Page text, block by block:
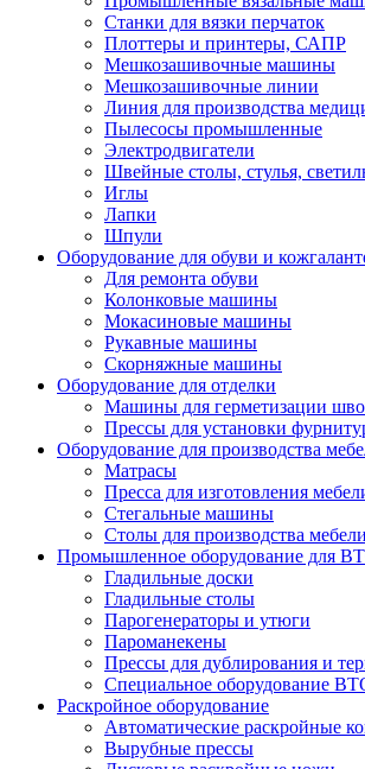
Станки для вязки перчаток
Плоттеры и принтеры, САПР
Мешкозашивочные машины
Мешкозашивочные линии
Линия для производства
Пылесосы промышленные
Электродвигатели
Швейные столы, стулья,
Иглы
Лапки
Шпули
Оборудование для обуви и
Для ремонта обуви
Колонковые машины
Мокасиновые машины
Рукавные машины
Скорняжные машины
Оборудование для отделки
Машины для герметизации
Прессы для установки
Оборудование для производства
Матрасы
Пресса для изготовления
Стегальные машины
Столы для производства мебели
Промышленное оборудование для
Гладильные доски
Гладильные столы
Парогенераторы и утюги
Пароманекены
Прессы для дублирования и
Специальное оборудование
Раскройное оборудование
Автоматические раскройные
Вырубные прессы